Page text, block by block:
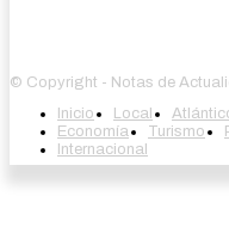
© Copyright - Notas de
Inicio
Local
Economía
Turismo
Internacional